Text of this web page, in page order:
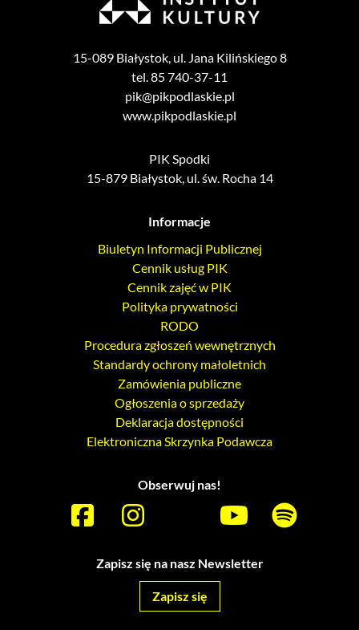
15-089 Białystok, ul. Jana Kilińskiego 8
tel. 85 740-37-11
pik@pikpodlaskie.pl
www.pikpodlaskie.pl
PIK Spodki
15-879 Białystok, ul. św. Rocha 14
Informacje
Biuletyn Informacji Publicznej
Cennik usług PIK
Cennik zajęć w PIK
Polityka prywatności
RODO
Procedura zgłoszeń wewnętrznych
Standardy ochrony małoletnich
Zamówienia publiczne
Ogłoszenia o sprzedaży
Deklaracja dostępności
Elektroniczna Skrzynka Podawcza
Obserwuj nas!
Zapisz się na nasz Newsletter
Zapisz się